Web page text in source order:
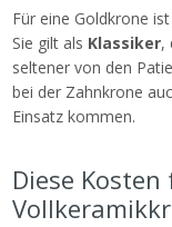
Für eine Goldkrone
Sie gilt als Klassiker,
seltener von den
bei der Zahnkrone
Einsatz kommen.
Diese